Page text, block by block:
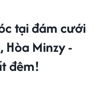
tại đám cưới
Hòa Minzy -
đêm!